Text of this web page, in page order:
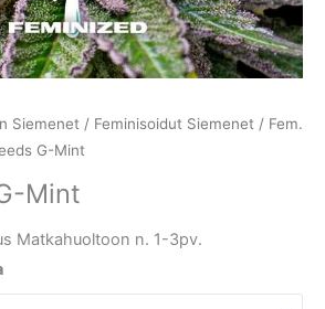
Siemenet / Feminisoidut Siemenet / Fem.
G-Mint
Mint
Matkahuoltoon n. 1-3pv.